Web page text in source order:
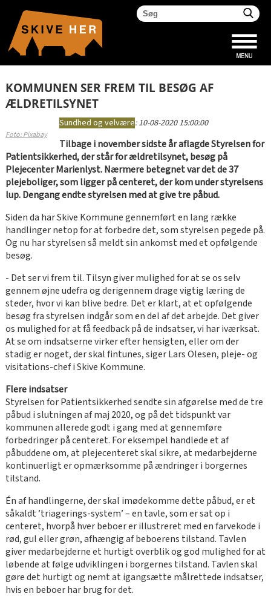
KOMMUNEN SER FREM TIL BESØG AF
ÆLDRETILSYNET
Foto: Pixabay
Sundhed og velvære:10-08-2020 15:00:00
Tilbage i november sidste år aflagde Styrelsen for
Patientsikkerhed, der står for ældretilsynet, besøg på
Plejecenter Marienlyst. Nærmere betegnet var det de 37
plejeboliger, som ligger på centeret, der kom under styrelsens
lup. Dengang endte styrelsen med at give tre påbud.
Siden da har Skive Kommune gennemført en lang række
handlinger netop for at forbedre det, som styrelsen pegede på.
Og nu har styrelsen så meldt sin ankomst med et opfølgende
besøg.
- Det ser vi frem til. Tilsyn giver mulighed for at se os selv
gennem øjne udefra og derigennem drage vigtig læring de
steder, hvor vi kan blive bedre. Det er klart, at et opfølgende
besøg fra styrelsen indgår som en del af det arbejde. Det giver
os mulighed for at få feedback på de indsatser, vi har iværksat.
At se om indsatserne virker efter hensigten, eller om der
stadig er noget, der skal fintunes, siger Lars Olesen, pleje- og
visitations-chef i Skive Kommune.
Flere indsatser
Styrelsen for Patientsikkerhed sendte sin afgørelse med de tre
påbud i slutningen af maj 2020, og på det tidspunkt var
kommunen allerede godt i gang med at gennemføre
forbedringer på centeret. For eksempel handlede et af
påbuddene om, at plejecenteret skal sikre, at medarbejderne
kontinuerligt er opmærksomme på ændringer i borgernes
tilstand.
Én af handlingerne, der skal imødekomme dette påbud, er et
såkaldt ’triagerings-system’ – en tavle, som er sat op i
centeret, hvorpå hver beboer er illustreret med en farvekode i
rød, gul eller grøn, afhængig af beboerens tilstand. Tavlen
giver medarbejderne et hurtigt overblik og god mulighed for at
løbende at følge udviklingen i borgernes tilstand. Tavlen skal
gøre det hurtigt og nemt at igangsætte målrettede indsatser,
hvis en beboer har brug for det.